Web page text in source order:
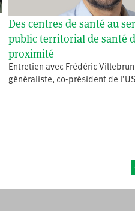
Des centres de santé au
public territorial de santé
proximité
Entretien avec Frédéric
généraliste, co-président de